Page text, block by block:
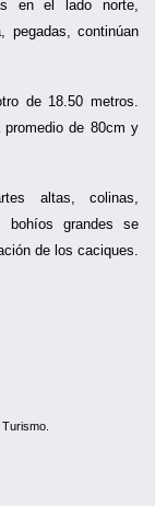
en el lado norte,
pegadas, continúan
de 18.50 metros.
de 80cm y
altas, colinas,
bohíos grandes se
de los caciques.